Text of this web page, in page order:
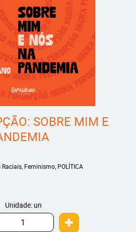
SOBRE MIM E
Raciais Feminismo POLÍTICA
Unidade: un